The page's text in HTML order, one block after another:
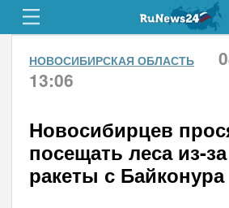
НОВОСИБИРСКАЯ ОБЛАСТЬ
13:06
Новосибирцев
посещать леса из-
ракеты с Байконура